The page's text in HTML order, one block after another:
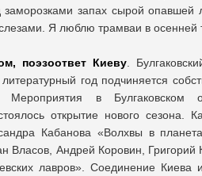
запах сырой опавшей
Я люблю трамваи в осенней
поэзоответ Киеву .
год подчиняется
Мероприятия в Булгаковском
открытие нового сезона.
Кабанова «Волхвы в
Власов, Андрей Коровин, Григорий
лавров». Соединение